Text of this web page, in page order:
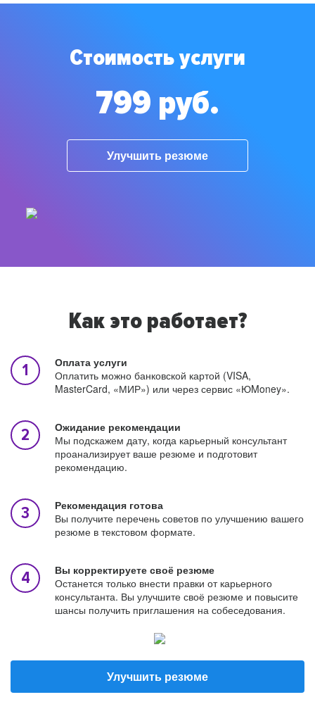
Стоимость услуги
799 руб.
Улучшить резюме
Как это работает?
Оплата услуги
Оплатить можно банковской картой (VISA,
MasterCard, «МИР») или через сервис «ЮMoney».
Ожидание рекомендации
Мы подскажем дату, когда карьерный консультант
проанализирует ваше резюме и подготовит
рекомендацию.
Рекомендация готова
Вы получите перечень советов по улучшению вашего
резюме в текстовом формате.
Вы корректируете своё резюме
Останется только внести правки от карьерного
консультанта. Вы улучшите своё резюме и повысите
шансы получить приглашения на собеседования.
Улучшить резюме